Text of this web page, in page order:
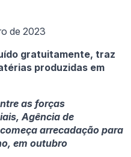
de 2023
gratuitamente, traz
produzidas em
as forças
Agência de
arrecadação para
em outubro